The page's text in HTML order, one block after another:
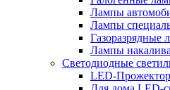
Лампы
Лампы
Газоразрядные
Лампы
Светодиодные
LED-